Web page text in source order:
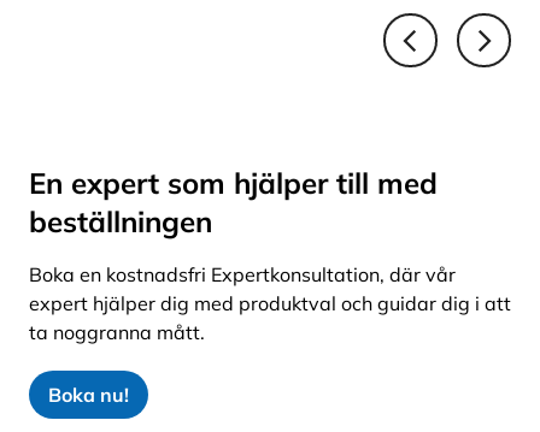
En expert som hjälper till med
beställningen
Boka en kostnadsfri Expertkonsultation, där vår
expert hjälper dig med produktval och guidar dig i att
ta noggranna mått.
Boka nu!